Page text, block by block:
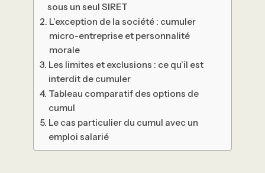
sous un seul SIRET
L’exception de la société : cumuler
micro-entreprise et personnalité
morale
Les limites et exclusions : ce qu’il est
interdit de cumuler
Tableau comparatif des options de
cumul
Le cas particulier du cumul avec un
emploi salarié